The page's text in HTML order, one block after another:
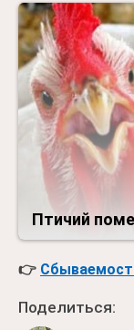
Птичий
👉
Поделиться: